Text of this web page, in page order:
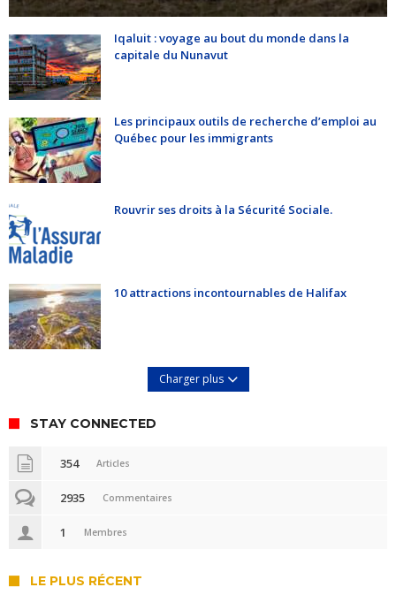
Iqaluit : voyage au bout du monde dans la
capitale du Nunavut
Les principaux outils de recherche d’emploi au
Québec pour les immigrants
Rouvrir ses droits à la Sécurité Sociale.
10 attractions incontournables de Halifax
Charger plus
STAY CONNECTED
354 Articles
2935 Commentaires
1 Membres
LE PLUS RÉCENT